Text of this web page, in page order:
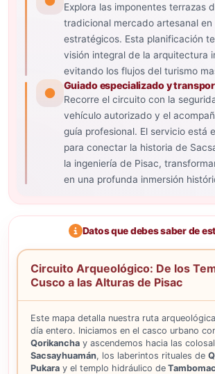
Explora las imponentes terrazas
tradicional mercado artesanal en
estratégicos. Esta planificación
visión integral de la arquitectura
evitando los flujos del turismo
Guiado especializado y
Recorre el circuito con la
vehículo autorizado y el
guía profesional. El servicio está
para conectar la historia de
la ingeniería de Pisac,
en una profunda inmersión
Datos que debes saber de
Circuito Arqueológico: De los
Cusco a las Alturas de Pisac
Este mapa detalla nuestra ruta
día entero. Iniciamos en el casco urbano
Qorikanchay ascendemos hacia las
Sacsayhuamán, los laberintos rituales de
Pukaray el templo hidráulico de